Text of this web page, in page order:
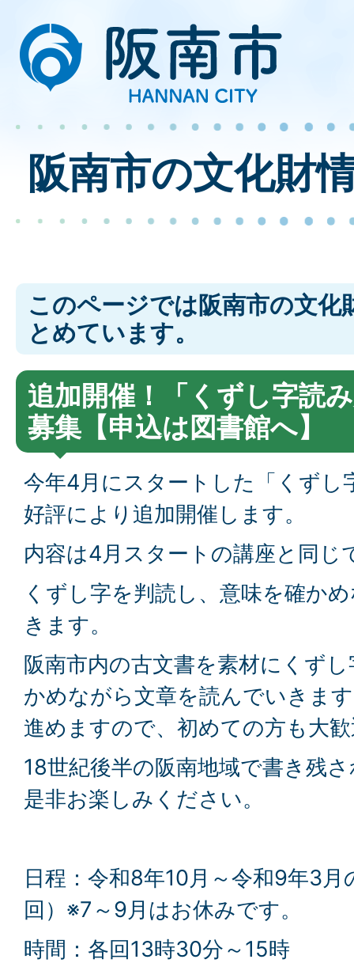
阪南市の文化財
このページでは阪南市の文化
とめています。
追加開催！「くずし字読
募集【申込は図書館へ】
今年4月にスタートした「くずし
好評により追加開催します。
内容は4月スタートの講座と同じ
くずし字を判読し、意味を確か
きます。
阪南市内の古文書を素材にくず
かめながら文章を読んでいきま
進めますので、初めての方も大
18世紀後半の阪南地域で書き残
是非お楽しみください。
日程：令和8年10月～令和9年3
回）※7～9月はお休みです。
時間：各回13時30分～15時